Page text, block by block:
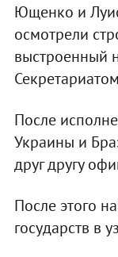
Ющенко и
осмотрели
выстроенный
После
Украины и
друг другу
После этого
государств в